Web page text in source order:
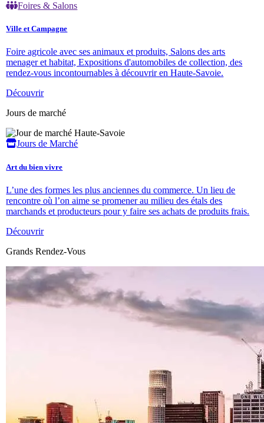
Foires & Salons
Ville et Campagne
Foire agricole avec ses animaux et produits, Salons des arts
menager et habitat, Expositions d'automobiles de collection, des
rendez-vous incontournables à découvrir en Haute-Savoie.
Découvrir
Jours de marché
Jours de Marché
Art du bien vivre
L’une des formes les plus anciennes du commerce. Un lieu de
rencontre où l’on aime se promener au milieu des étals des
marchands et producteurs pour y faire ses achats de produits frais.
Découvrir
Grands Rendez-Vous